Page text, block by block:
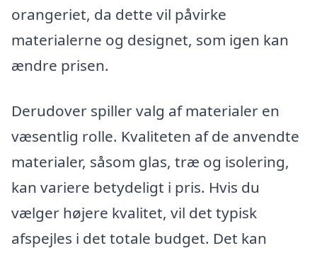
orangeriet, da dette vil påvirke
materialerne og designet, som igen kan
ændre prisen.
Derudover spiller valg af materialer en
væsentlig rolle. Kvaliteten af de anvendte
materialer, såsom glas, træ og isolering,
kan variere betydeligt i pris. Hvis du
vælger højere kvalitet, vil det typisk
afspejles i det totale budget. Det kan